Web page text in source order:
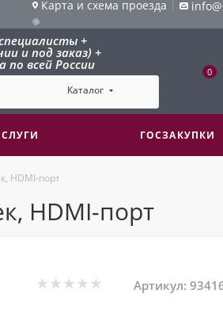
Карта и схема проезда |
+
и под заказ) +
по всей России
Каталог
0
ГОСЗАКУПКИ
HDMI-порт
HDMI-порт
Артикул: